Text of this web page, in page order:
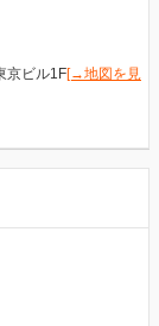
京ビル1F[→地図を見